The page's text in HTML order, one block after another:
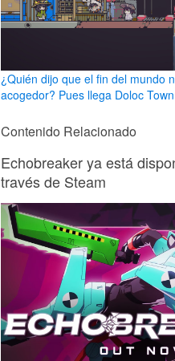
¿Quién dijo que el fin del mundo
acogedor? Pues llega Doloc
Contenido Relacionado
Echobreaker ya está
través de Steam